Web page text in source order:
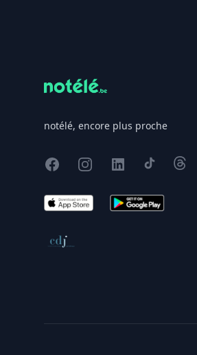
notélé, encore plus proche
FacebookInstagram
X TikTok
App Store Google Play
Conseil de déontologie